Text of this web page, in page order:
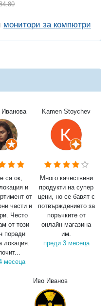
монитори за компютри
Иванова
са ок,
и
от
части и
Често
от този
поради
локация.
месеца
Kamen Stoychev
Много качествени
продукти на супер
цени, но се бавят с
потвърждението за
поръчките от
онлайн магазина
им.
преди 3 месеца
Иво Иванов